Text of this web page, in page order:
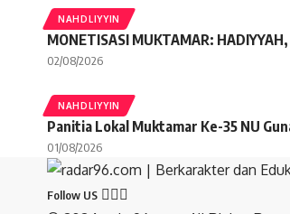
NAHDLIYYIN
MONETISASI MUKTAMAR:
02/08/2026
NAHDLIYYIN
Panitia Lokal Muktamar Ke-35 NU
01/08/2026
Follow US